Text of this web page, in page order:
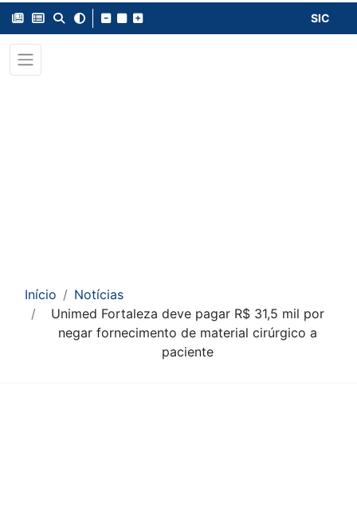
SIC
Início
Notícias
Unimed Fortaleza deve pagar R$ 31,5 mil por
negar fornecimento de material cirúrgico a
paciente